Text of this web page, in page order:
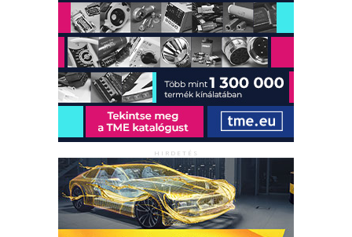
HIRDETÉS